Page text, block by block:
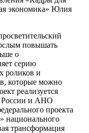
экономика» Юлия
повышать
о
серию
роликов и
которые можно
реализуется
и АНО
проекта
национального
трансформация